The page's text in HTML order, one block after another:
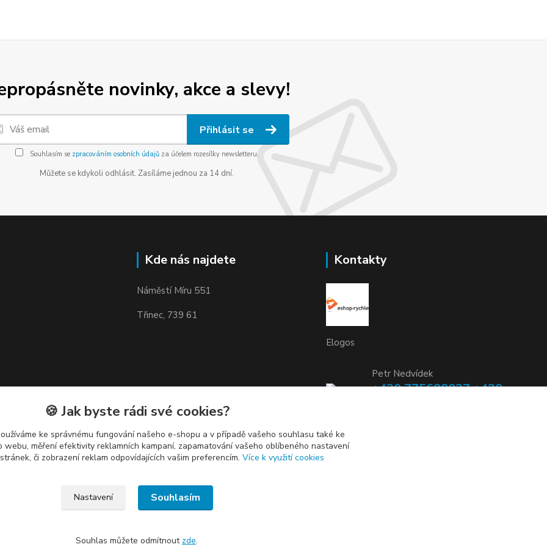
novinky, akce a slevy!
Přihlásit se
Souhlasím se zpracováním osobních údajůza účelem rozesílky newsletteru.
Můžete se kdykoli odhlásit. Zasíláme jednou za 14 dní.
Kde nás najdete
Náměstí Míru 551
Třinec, 739 61
Kontakty
Elogos
Petr Nedvídek
+420 775688827 +420
info@elogos.cz
🍪 Jak byste rádi své cookies?
ke správnému fungování našeho e-shopu a v případě vašeho souhlasu také ke
měření efektivity reklamních kampaní, zapamatování vašeho oblíbeného nastavení
či zobrazení reklam odpovídajících vašim preferencím. Více k využití cookies
Nastavení Souhlasím
Souhlas můžete odmítnout zde.